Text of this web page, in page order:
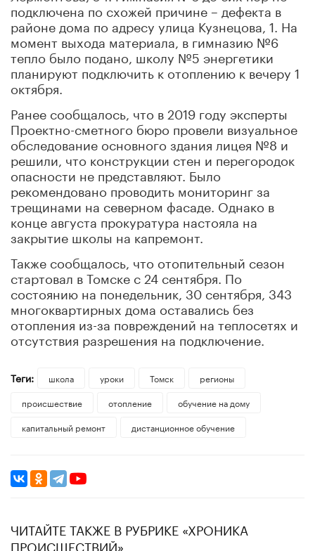
подключена по схожей причине – дефекта в
районе дома по адресу улица Кузнецова, 1. На
момент выхода материала, в гимназию №6
тепло было подано, школу №5 энергетики
планируют подключить к отоплению к вечеру 1
октября.
Ранее сообщалось, что в 2019 году эксперты
Проектно-сметного бюро провели визуальное
обследование основного здания лицея №8 и
решили, что конструкции стен и перегородок
опасности не представляют. Было
рекомендовано проводить мониторинг за
трещинами на северном фасаде. Однако в
конце августа прокуратура настояла на
закрытие школы на капремонт.
Также сообщалось, что отопительный сезон
стартовал в Томске с 24 сентября. По
состоянию на понедельник, 30 сентября, 343
многоквартирных дома оставались без
отопления из-за повреждений на теплосетях и
отсутствия разрешения на подключение.
Теги: школа уроки Томск
регионы
происшествие
отопление
обучение на дому
капитальный ремонт
дистанционное обучение
ЧИТАЙТЕ ТАКЖЕ В РУБРИКЕ «ХРОНИКА
ПРОИСШЕСТВИЙ»